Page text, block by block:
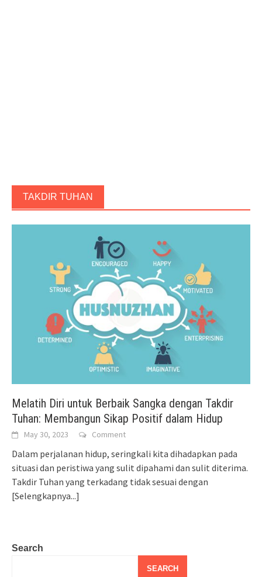
TAKDIR TUHAN
Melatih Diri untuk Berbaik Sangka dengan Takdir
Tuhan: Membangun Sikap Positif dalam Hidup
May 30, 2023 Comment
Dalam perjalanan hidup, seringkali kita dihadapkan pada
situasi dan peristiwa yang sulit dipahami dan sulit diterima.
Takdir Tuhan yang terkadang tidak sesuai dengan
[Selengkapnya...]
Search
SEARCH